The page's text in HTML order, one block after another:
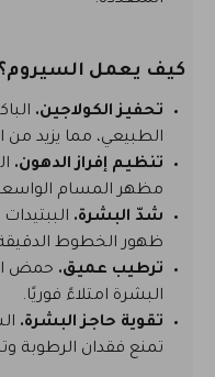
كيف يعمل السيروم؟
تحفيز الكولاجين.
الطبيعي، مما يزيد من
تنظيم إفراز الدهون.
مظهر المسام
شدّ البشرة.
ظهور الخطوط
ترطيب عميق. حمض
البشرة امتلاءً فوريًا.
تقوية حاجز البشرة.
تمنع فقدان الرطوبة